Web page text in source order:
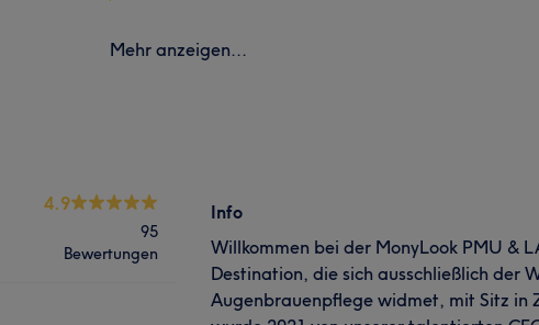
Mehr anzeigen...
4.9
95
Bewertungen
Info
Willkommen bei der MonyLook PMU &
Destination, die sich ausschließlich der
Augenbrauenpflege widmet, mit Sitz in